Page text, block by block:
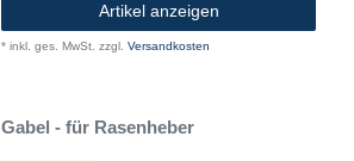
Artikel anzeigen
* inkl. ges. MwSt. zzgl. Versandkosten
Gabel - für Rasenheber